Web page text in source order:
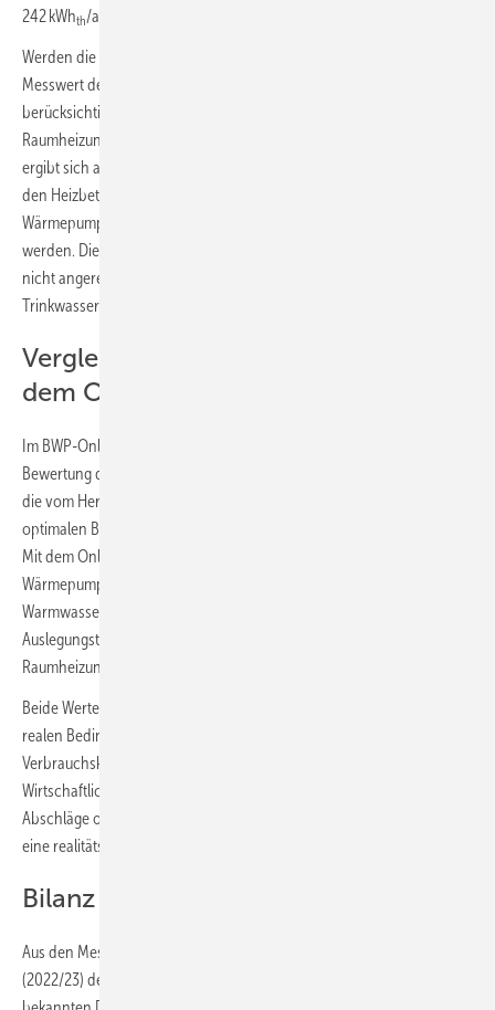
242 kWhth/a abgeschätzt.
Werden die errechneten Verluste von rund 456 kWh
Messwert der Wärmebereitstellung (der die Verluste nicht
berücksichtigt) abgezogen, korrigiert sich die SJAZ für die
Raumheizung auf 3,8 (externe Messung) bzw. 3,5 (interne Anzeige). Es
ergibt sich also ein Abschlag auf die SJAZ von rund 0,2 Punkten für
den Heizbetrieb, wenn die Verluste eines typischen Luft/Wasser-
Wärmepumpensystems mit großem Pufferspeicher berücksichtig
werden. Die Verluste des Trinkwassererwärmers (449 kWh/a) wurden
nicht angerechnet, da beim Vergleichssystem ebenfalls ein
Trinkwassererwärmer vorhanden war.
Vergleich der gemessenen SJAZ mit
dem Online-JAZ-Rechner des BWP
Im BWP-Online-Rechner „Berechnung der Jahresarbeitszahl zur
Bewertung der Effizienz von Wärmepumpen nach VDI 4650-1“ sind
die vom Hersteller / Prüfinstitut auf Labor-Prüfständen unter
optimalen Bedingungen ermittelten Teillast-Arbeitszahlen hinterlegt.
Mit dem Online-Rechner ergeben sich für die verwendete
Wärmepumpe bei Systemtemperaturen von 40/35 °C und 55 °C
Warmwassertemperatur (Anteil von 15 %) und einer
Auslegungstemperatur von − 9 °C eine JAZ von 4,7 für die
Raumheizung und eine JAZ von 3,5 für die Trinkwassererwärmung.
Beide Werte liegen damit rund 20 bis 25 % über den SJAZ, die unter
realen Bedingungen (und mit realer Witterung) und bei regelmäßigen
Verbrauchskontrollen ermitteltet wurden. Insbesondere bei
Wirtschaftlichkeitsberechnungen sind deshalb entsprechende
Abschläge oder genauere Verfahren zu empfehlen. Das sollte auch für
eine realitätsnahe Bewertung von CO
Bilanz und Systemvergleich
Aus den Messdaten für die 12 Monate umfassende Messperiode
(2022/23) der Wärmepumpe lässt sich aufgrund der sehr gut